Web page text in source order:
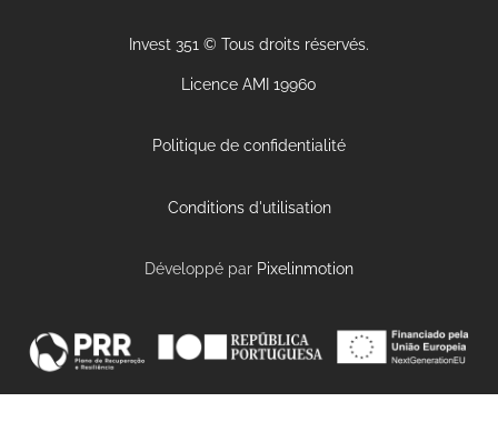
Invest 351 © Tous droits réservés.
Licence AMI 19960
Politique de confidentialité
Conditions d'utilisation
Développé par Pixelinmotion